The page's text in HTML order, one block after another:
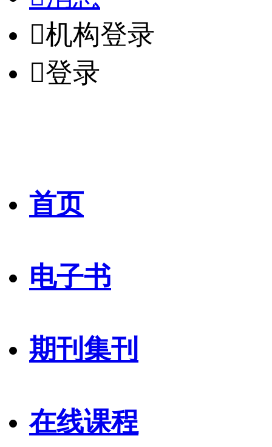
机构登录
登录
首页
电子书
期刊集刊
在线课程